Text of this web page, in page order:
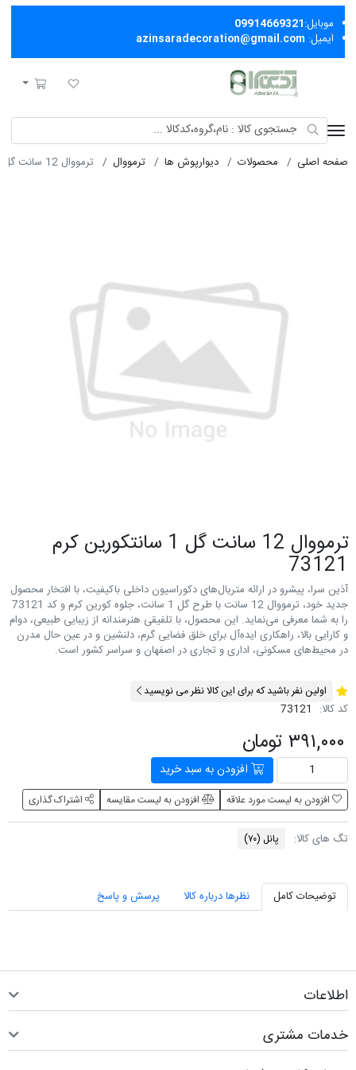
موبایل:09914669321
ایمیل: azinsaradecoration@gmail.com
لیست مورد علاقه
سبد خرید
صفحه اصلی محصولات دیوارپوش ها ترمووال ترمووال 12 سانت گل 1 سانتکورين کرم 73121
ترمووال 12 سانت گل 1 سانتکورين کرم
73121
آذین سرا، پیشرو در ارائه متریال‌های دکوراسیون داخلی باکیفیت، با افتخار محصول
جدید خود، ترمووال 12 سانت با طرح گل 1 سانت، جلوه کورین کرم و کد 73121
را به شما معرفی می‌نماید. این محصول، با تلفیقی هنرمندانه از زیبایی طبیعی، دوام
و کارایی بالا، راهکاری ایده‌آل برای خلق فضایی گرم، دلنشین و در عین حال مدرن
در محیط‌های مسکونی، اداری و تجاری در اصفهان و سراسر کشور است.
اولین نفر باشید که برای این کالا نظر می نویسید
کد کالا: 73121
۳۹۱,۰۰۰ تومان
افزودن به سبد خرید
افزودن به لیست مورد علاقه افزودن به لیست مقایسه اشتراک گذاری
تگ های کالا: پانل (۷۰)
توضیحات کامل نظرها درباره کالا پرسش و پاسخ
اطلاعات
خدمات مشتری